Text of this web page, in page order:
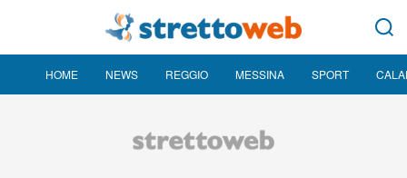
HOME NEWS REGGIO MESSINA SPORT